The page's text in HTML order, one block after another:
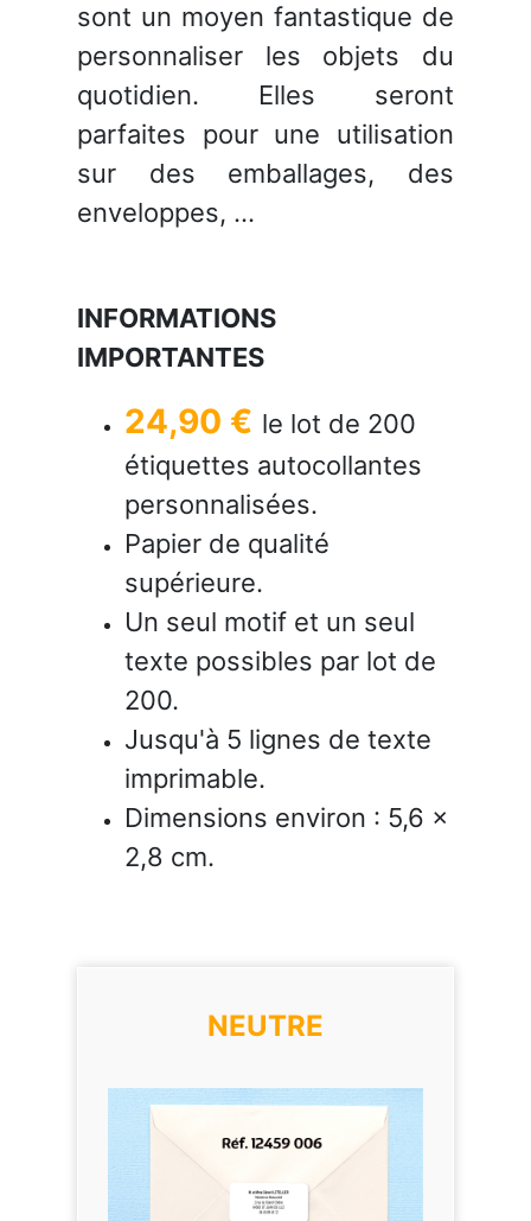
sont un moyen fantastique de
personnaliser les objets du
quotidien. Elles seront
parfaites pour une utilisation
sur des emballages, des
enveloppes, ...
INFORMATIONS
IMPORTANTES
24,90 € le lot de 200
étiquettes autocollantes
personnalisées.
Papier de qualité
supérieure.
Un seul motif et un seul
texte possibles par lot de
200.
Jusqu'à 5 lignes de texte
imprimable.
Dimensions environ : 5,6 x
2,8 cm.
NEUTRE